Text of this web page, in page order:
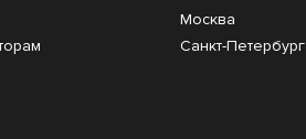
Москва
Санкт-Петербург